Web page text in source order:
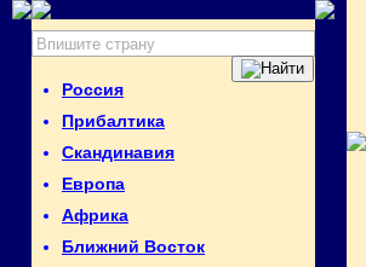
Россия
Прибалтика
Скандинавия
Европа
Африка
Ближний Восток